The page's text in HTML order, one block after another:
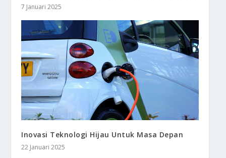
7 Januari 2025
Inovasi Teknologi Hijau Untuk Masa Depan
22 Januari 2025